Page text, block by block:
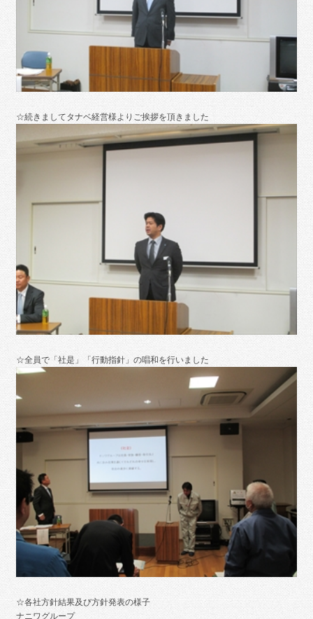
☆続きましてタナベ経営様よりご挨拶を頂きました
☆全員で「社是」「行動指針」の唱和を行いました
☆各社方針結果及び方針発表の様子
ナニワグループ